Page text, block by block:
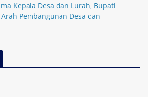
Kepala Desa dan Lurah, Bupati
Pembangunan Desa dan